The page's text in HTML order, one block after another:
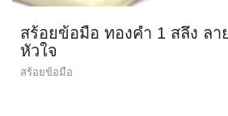
สร้อยข้อมือ ทองคำ 1 สลึง ล
หัวใจ
สร้อยข้อมือ